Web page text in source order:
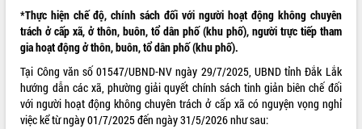
*Thực hiện chế độ, chính sách đối với người hoạt động không chuyên
trách ở cấp xã, ở thôn, buôn, tổ dân phố (khu phố), người trực tiếp tham
gia hoạt động ở thôn, buôn, tổ dân phố (khu phố).
Tại Công văn số01547/UBND-NV ngày 29/7/2025, UBND tỉnh Đắk Lắk
hướng dẫn các xã, phường giải quyết chính sách tinh giản biên chế đối
với người hoạt động không chuyên trách ở cấp xã có nguyện vọng nghỉ
việc kể từ ngày 01/7/2025 đến ngày 31/5/2026 như sau: